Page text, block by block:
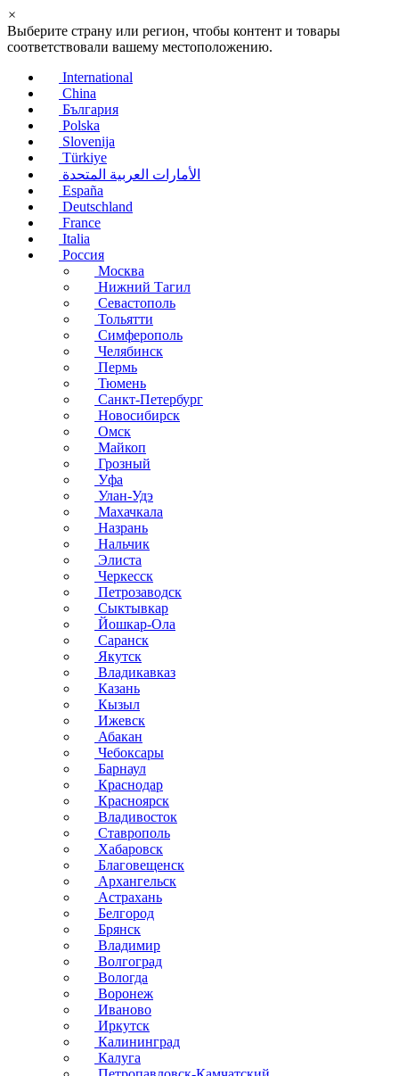
×
Выберите страну или регион, чтобы контент и товары
соответствовали вашему местоположению.
International
China
България
Polska
Slovenija
Türkiye
الأمارات العربية المتحدة
España
Deutschland
France
Italia
Россия
Москва
Нижний Тагил
Севастополь
Тольятти
Симферополь
Челябинск
Пермь
Тюмень
Санкт-Петербург
Новосибирск
Омск
Майкоп
Грозный
Уфа
Улан-Удэ
Махачкала
Назрань
Нальчик
Элиста
Черкесск
Петрозаводск
Сыктывкар
Йошкар-Ола
Саранск
Якутск
Владикавказ
Казань
Кызыл
Ижевск
Абакан
Чебоксары
Барнаул
Краснодар
Красноярск
Владивосток
Ставрополь
Хабаровск
Благовещенск
Архангельск
Астрахань
Белгород
Брянск
Владимир
Волгоград
Вологда
Воронеж
Иваново
Иркутск
Калининград
Калуга